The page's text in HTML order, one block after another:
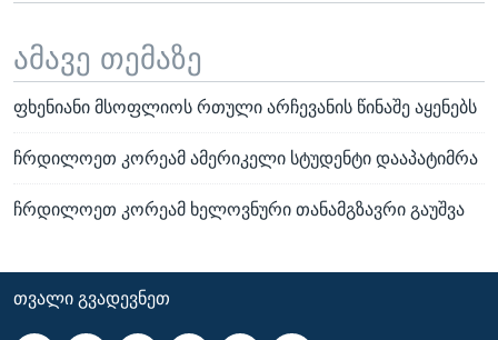
ამავე თემაზე
ფხენიანი მსოფლიოს რთული არჩევანის წინაშე აყენებს
ჩრდილოეთ კორეამ ამერიკელი სტუდენტი დააპატიმრა
ჩრდილოეთ კორეამ ხელოვნური თანამგზავრი გაუშვა
ᲗᲕᲐᲚᲘ ᲒᲕᲐᲓᲔᲕᲜᲔᲗ